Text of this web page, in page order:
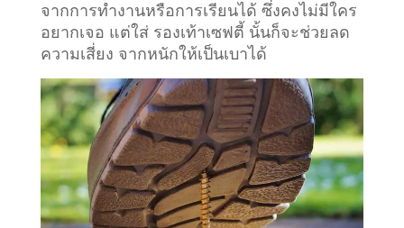
จากการทำงานหรือการเรียนได้ ซึ่งคงไม่มีใคร
อยากเจอ แต่ใส่ รองเท้าเซฟตี้ นั้นก็จะช่วยลด
ความเสี่ยง จากหนักให้เป็นเบาได้